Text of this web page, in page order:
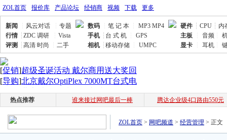
ZOL首页 报价库 产品论坛 经销商 视频 下载 更多
新闻
行情
评测
风云对话
专题
┆ ZDC 调研
Vista
┆ 高清/时尚 二手
数码
手机
相机
笔 记 本 MP3/MP4
┆ 台 式 机
GPS
┆ 移动存储 UMPC
硬件
主板
显卡
┆ CPU ┆ 内
音频
耳机
热点推荐 谁来接过网吧最后一棒 腾达企业级4口路由550元
ZOL首页 > 网吧频道 > 经营管理 > 正文